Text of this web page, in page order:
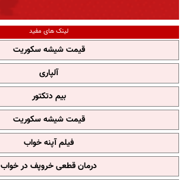
لینک های مفید
قیمت شیشه سکوریت
آلپاری
بیم دتکتور
قیمت شیشه سکوریت
فیلم آپنه خواب
درمان قطعی خروپف در خواب